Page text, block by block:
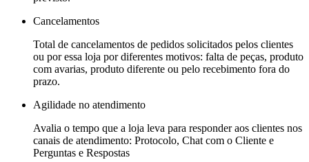
Cancelamentos
Total de cancelamentos de pedidos solicitados pelos clientes
ou por essa loja por diferentes motivos: falta de peças, produto
com avarias, produto diferente ou pelo recebimento fora do
prazo.
Agilidade no atendimento
Avalia o tempo que a loja leva para responder aos clientes nos
canais de atendimento: Protocolo, Chat com o Cliente e
Perguntas e Respostas